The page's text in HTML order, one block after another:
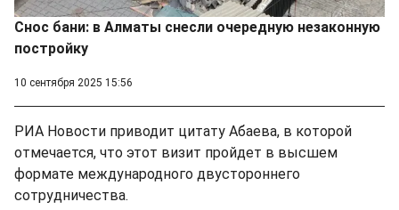
Снос бани: в Алматы снесли очередную незаконную
постройку
10 сентября 2025 15:56
РИА Новости приводит цитату Абаева, в которой
отмечается, что этот визит пройдет в высшем
формате международного двустороннего
сотрудничества.